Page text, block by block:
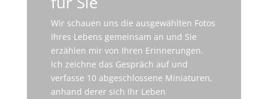
Wir schauen uns die ausgewählten Fotos
Ihres Lebens gemeinsam an und Sie
erzählen mir von Ihren Erinnerungen.
Ich zeichne das Gespräch auf und
verfasse 10 abgeschlossene Miniaturen,
anhand derer sich Ihr Leben